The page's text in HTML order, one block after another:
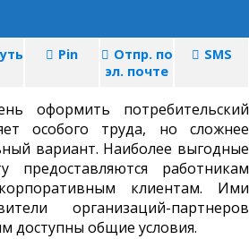
Pin
Отпр. по
эл. почте
SMS
оформить потребительский
особого труда, но сложнее
вариант. Наиболее выгодные
предоставляются работникам
клиентам. Ими
организаций-партнеров
доступны общие условия.